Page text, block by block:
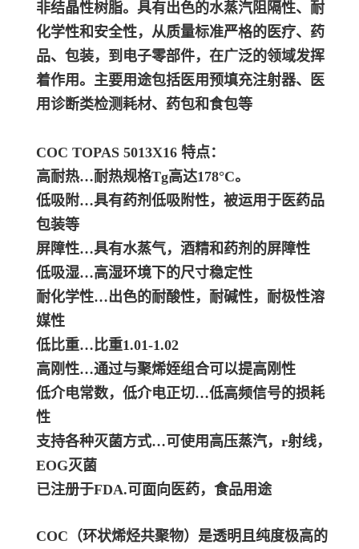
非结晶性树脂。具有出色的水蒸汽阻隔性、耐
化学性和安全性，从质量标准严格的医疗、药
品、包装，到电子零部件，在广泛的领域发挥
着作用。主要用途包括医用预填充注射器、医
用诊断类检测耗材、药包和食包等
COC TOPAS 5013X16 特点：
高耐热…耐热规格Tg高达178°C。
低吸附…具有药剂低吸附性，被运用于医药品
包装等
屏障性…具有水蒸气，酒精和药剂的屏障性
低吸湿…高湿环境下的尺寸稳定性
耐化学性…出色的耐酸性，耐碱性，耐极性溶
媒性
低比重…比重1.01-1.02
高刚性…通过与聚烯姪组合可以提高刚性
低介电常数，低介电正切…低高频信号的损耗
性
支持各种灭菌方式…可使用高压蒸汽，r射线，
EOG灭菌
已注册于FDA.可面向医药，食品用途
COC（环状烯烃共聚物）是透明且纯度极高的